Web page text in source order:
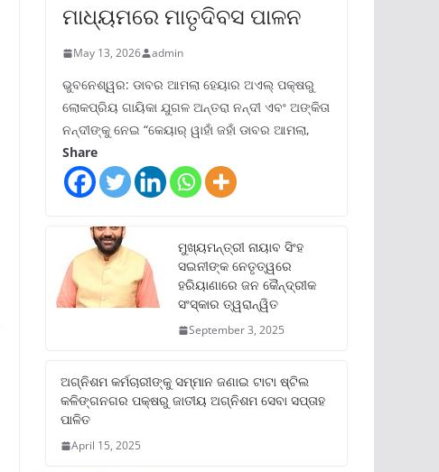
ମାଧ୍ୟମରେ ମାତୃଦିବସ ପାଳନ
May 13, 2026 admin
ଭୁବନେଶ୍ୱର: ଡାବର ଆମଲା ହେୟାର ଅଏଲ୍ ପକ୍ଷରୁ
ଲୋକପ୍ରିୟ ଗାୟିକା ଯୁଗଳ ଅନ୍ତରା ନନ୍ଦୀ ଏବଂ ଅଙ୍କିତା
ନନ୍ଦୀଙ୍କୁ ନେଇ “କେୟାର୍ ୱାହାଁ ଜହାଁ ଡାବର ଆମଲା,
Share
ମୁଖ୍ୟମନ୍ତ୍ରୀ ନାୟାବ ସିଂହ
ସଇନୀଙ୍କ ନେତୃତ୍ୱରେ
ହରିୟାଣାରେ ଜନ କୈନ୍ଦ୍ରୀକ
ସଂସ୍କାର ତ୍ୱରାନ୍ୱିତ
September 3, 2025
ଅଗ୍ନିଶମ କର୍ମଚାରୀଙ୍କୁ ସମ୍ମାନ ଜଣାଇ ଟାଟା ଷ୍ଟିଲ
କଳିଙ୍ଗନଗର ପକ୍ଷରୁ ଜାତୀୟ ଅଗ୍ନିଶମ ସେବା ସପ୍ତାହ
ପାଳିତ
April 15, 2025